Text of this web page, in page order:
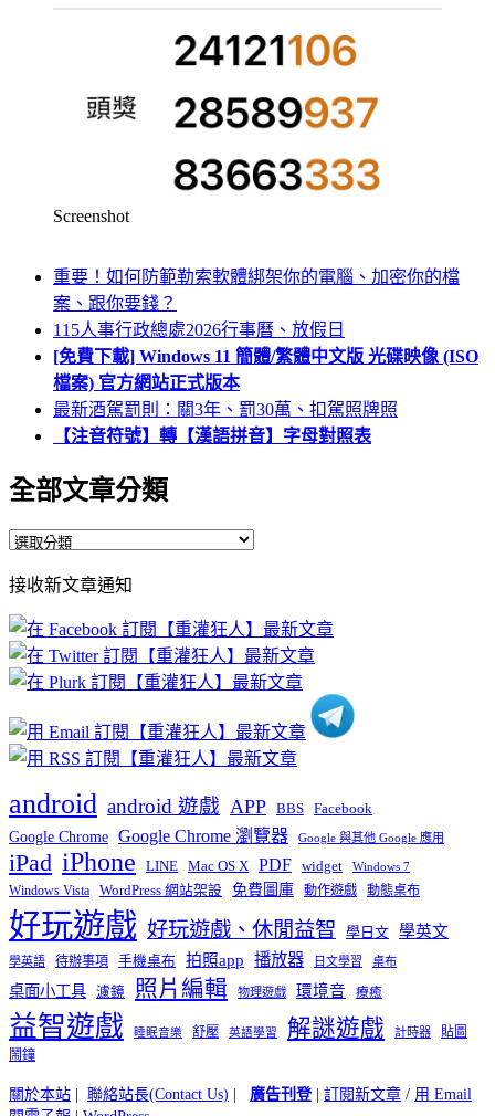
Screenshot
重要！如何防範勒索軟體綁架你的電腦、加密你的檔
案、跟你要錢？
115人事行政總處2026行事曆、放假日
[免費下載] Windows 11 簡體/繁體中文版 光碟映像 (ISO
檔案) 官方網站正式版本
最新酒駕罰則：關3年、罰30萬、扣駕照牌照
【注音符號】轉【漢語拼音】字母對照表
全部文章分類
全
文
章
分
類
接收新文章通知
android android 遊戲 APP BBS Facebook
Google Chrome Google Chrome 瀏覽器 Google 與其他 Google 應用
iPad iPhone LINE Mac OS X PDF widget Windows 7
Windows Vista WordPress 網站架設 免費圖庫 動作遊戲 動態桌布
好玩遊戲 好玩遊戲、休閒益智 學日文 學英文
學英語 待辦事項 手機桌布 拍照app 播放器 日文學習 桌布
桌面小工具 濾鏡 照片編輯 物理遊戲 環境音 療癒
益智遊戲 睡眠音樂 舒壓 英語學習 解謎遊戲 計時器
貼圖
鬧鐘
關於本站 聯絡站長(Contact Us) 廣告刊登| 訂閱新文章 / 用 Email